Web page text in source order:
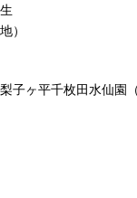
生
地）
梨子ヶ平千枚田水仙園